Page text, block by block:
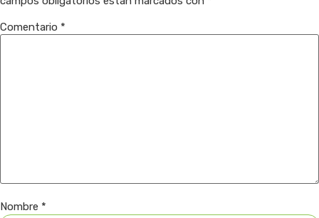
Comentario *
Nombre *